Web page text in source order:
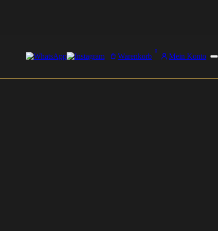
Warenkorb
0
Mein Konto